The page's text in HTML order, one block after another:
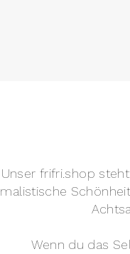
Unser frifri.shop
Wenn du das